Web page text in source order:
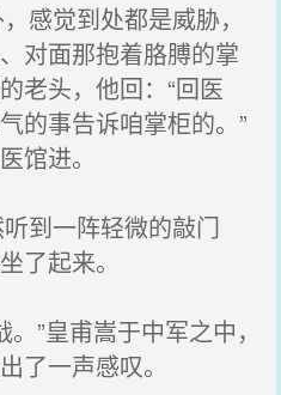
感觉到处都是威胁，
对面那抱着胳膊的掌
老头，他回：“回医
的事告诉咱掌柜的。”
馆进。
到一阵轻微的敲门
了起来。
”皇甫嵩于中军之中，
了一声感叹。